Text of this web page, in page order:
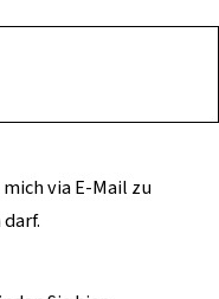
via E-Mail zu